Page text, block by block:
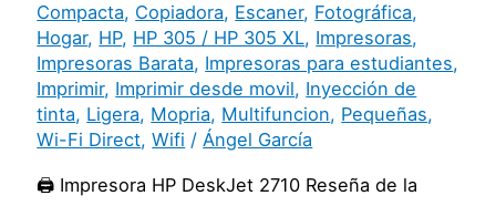
Compacta, Copiadora, Escaner, Fotográfica,
Hogar, HP, HP 305 / HP 305 XL, Impresoras,
Impresoras Barata, Impresoras para estudiantes,
Imprimir, Imprimir desde movil, Inyección de
tinta, Ligera, Mopria, Multifuncion, Pequeñas,
Wi-Fi Direct,Wifi /Ángel García
🖨️ Impresora HP DeskJet 2710 Reseña de la